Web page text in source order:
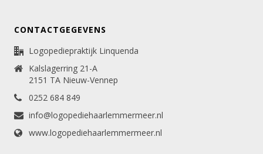
CONTACTGEGEVENS
Logopediepraktijk Linquenda
Kalslagerring 21-A
2151 TA Nieuw-Vennep
0252 684 849
info@logopediehaarlemmermeer.nl
www.logopediehaarlemmermeer.nl